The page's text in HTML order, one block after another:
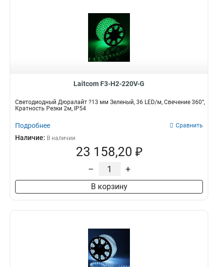
Laitcom F3-H2-220V-G
Светодиодный Дюралайт ?13 мм Зеленый, 36 LED/м, Свечение 360°,
Кратность Резки 2м, IP54
Подробнее Сравнить
Наличие: В наличии
23 158,20 ₽
– +
В корзину